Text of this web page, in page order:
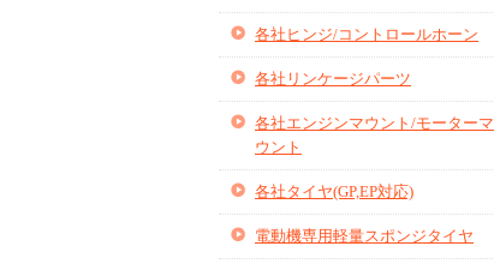
各社ヒンジ/コントロールホーン
各社リンケージパーツ
各社エンジンマウント/モーターマ
ウント
各社タイヤ(GP,EP対応)
電動機専用軽量スポンジタイヤ